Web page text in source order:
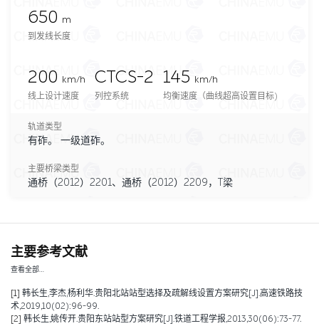
650 m
到发线长度
200
km/h
线上设计速度
CTCS-2
列控系统
145
km/h
均衡速度（曲线超高设置目标)
轨道类型
有砟。 一级道砟。
主要桥梁类型
通桥（2012）2201、通桥（2012）2209，T梁
主要参考文献
查看全部…
[1] 韩长生,李杰,杨利华.贵阳北站站型选择及疏解线设置方案研究[J].高速铁路技
术,2019,10(02):96-99.
[2] 韩长生,姚传开.贵阳东站站型方案研究[J].铁道工程学报,2013,30(06):73-77.